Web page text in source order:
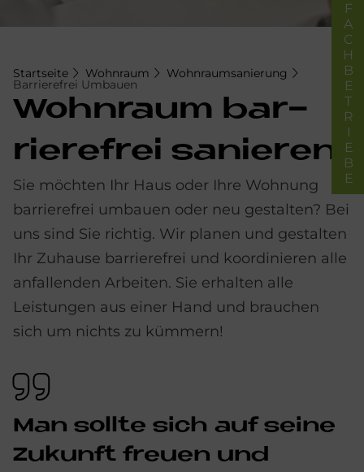
Startseite Wohnraum Wohnraumsanierung
Barrierefrei Umbauen
Wohn­raum bar­
rie­re­frei sa­nie­ren
Sie möchten Ihr Haus oder Ihre Wohnung
barrierefrei umbauen oder neu gestalten? Bei
uns sind Sie richtig. Wir planen und gestalten
Ihr Zuhause barrierefrei und koordinieren alle
anfallenden Arbeiten. Sie erhalten alle
Leistungen aus einer Hand und brauchen
sich um nichts zu kümmern!
Man soll­te sich auf sei­ne
Zu­kun­ft freu­en und
FACHBETRIEBE